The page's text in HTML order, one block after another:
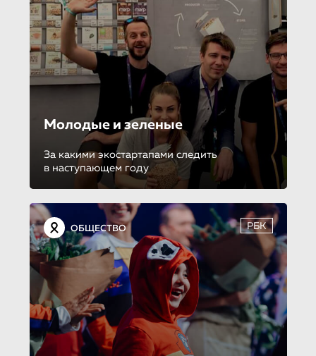
Молодые и зеленые
За какими экостартапами следить
в наступающем году
ОБЩЕСТВО РБК